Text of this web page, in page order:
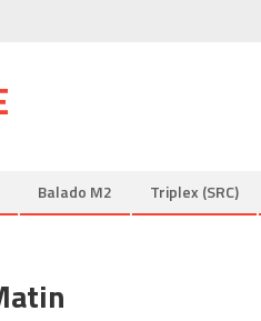
Balado M2 Triplex (SRC)